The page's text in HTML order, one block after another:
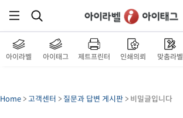
아이라벨 아이태그 제트프린터 인쇄의뢰 맞춤라벨
Home>고객센터 > 질문과 답변 게시판> 비밀글입니다